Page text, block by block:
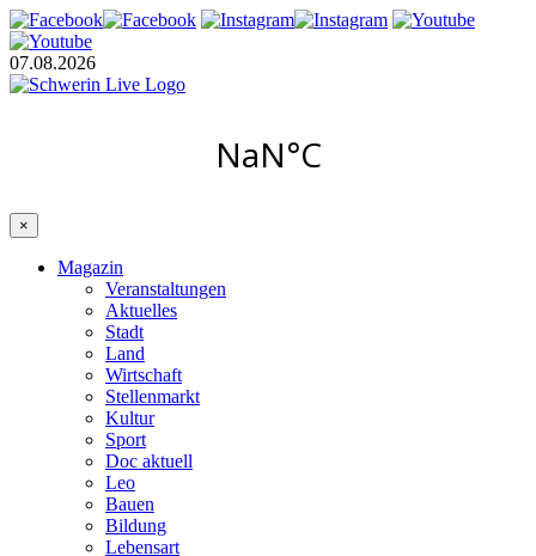
07.08.2026
×
Magazin
Veranstaltungen
Aktuelles
Stadt
Land
Wirtschaft
Stellenmarkt
Kultur
Sport
Doc aktuell
Leo
Bauen
Bildung
Lebensart